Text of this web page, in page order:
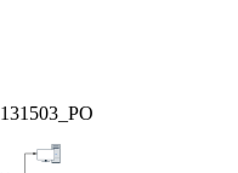
131503_PO